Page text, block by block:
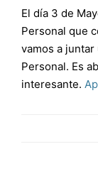
El día 3 de
Personal que
vamos a
Personal. Es
interesante.